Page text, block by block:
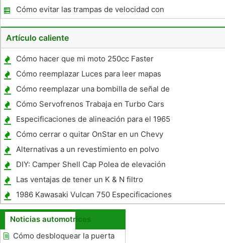
un 6.0L Diesel Power Stroke?
Cómo evitar las trampas de velocidad con
su teléfono celular
Artículo caliente
Cómo hacer que mi moto 250cc Faster
Cómo reemplazar Luces para leer mapas
para un 2005 Honda Civic LX
Cómo reemplazar una bombilla de señal de
vuelta en un Ford Lariat Pickup 2005
Cómo Servofrenos Trabaja en Turbo Cars
Especificaciones de alineación para el 1965
Chevy Nova
Cómo cerrar o quitar OnStar en un Chevy
Tahoe 2001
Alternativas a un revestimiento en polvo
DIY: Camper Shell Cap Polea de elevación
Las ventajas de tener un K & N filtro
1986 Kawasaki Vulcan 750 Especificaciones
Noticias automotrices
Cómo desbloquear la puerta